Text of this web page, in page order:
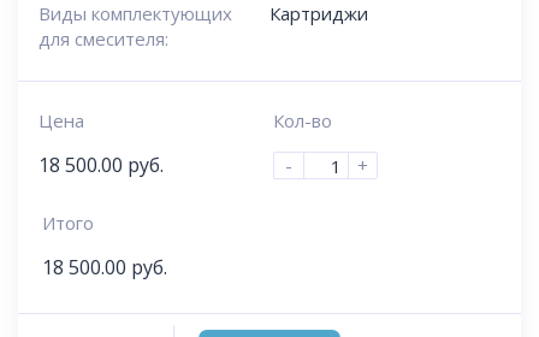
Виды комплектующих
для смесителя:
Картриджи
Цена
18 500.00 руб.
Кол-во
-
+
Итого
18 500.00 руб.